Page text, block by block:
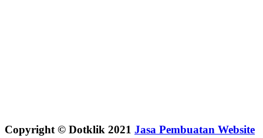
Copyright © Dotklik 2021 Jasa Pembuatan Website